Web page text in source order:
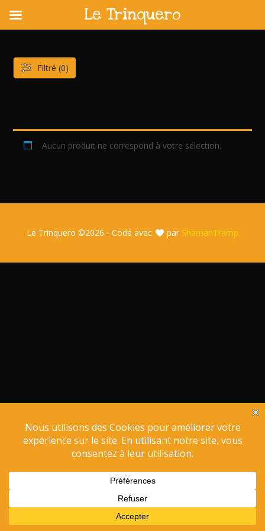
content
Aucun produit ne correspond à votre sélection.
Filtré (0)
Le Trinquero ©2026 - Codé avec par ShamanTramp
Le Trinquero